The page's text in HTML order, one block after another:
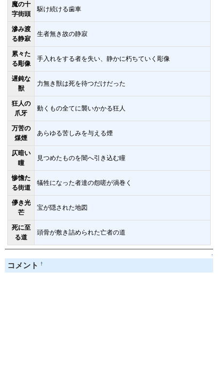
魔の十
字街頭
駆け続ける歯車
滲み渡
る静寂
生者無き故の静寂
累々た
る彫像
手入れをする者を失い、静かに朽ちていく彫像
遅鈍な
獣
力無き獣は死を待つだけだった
狂人の
爪牙
動くもの全てに襲いかかる狂人
万苦の
煤煙
あらゆる苦しみを与える煙
仄暗い
瞳
見つめたものを闇へ引き込む瞳
惨憺た
る街道
犠牲になった者達の怨嗟が渦巻く
儚き光
芒
宝が隠された地図
死に至
る道
頭骨が敷き詰められた亡者の道
↑
コメント †